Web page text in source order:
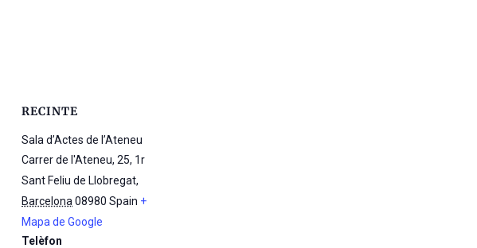
RECINTE
Sala d’Actes de l’Ateneu
Carrer de l'Ateneu, 25, 1r
Sant Feliu de Llobregat,
Barcelona 08980 Spain +
Mapa de Google
Telèfon